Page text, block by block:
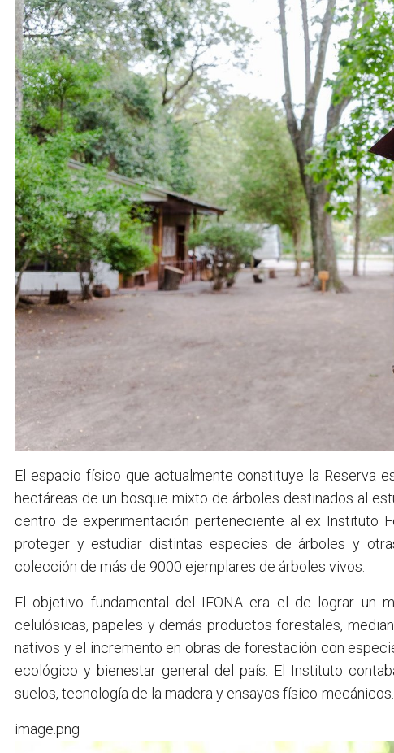
El espacio físico que actualmente constituye la Reserva
hectáreas de un bosque mixto de árboles destinados al
centro de experimentación perteneciente al ex Instituto
proteger y estudiar distintas especies de árboles y
colección de más de 9000 ejemplares de árboles vivos.
El objetivo fundamental del IFONA era el de lograr un
celulósicas, papeles y demás productos forestales,
nativos y el incremento en obras de forestación con
ecológico y bienestar general del país. El Instituto
suelos, tecnología de la madera y ensayos físico-mecánicos.
image.png